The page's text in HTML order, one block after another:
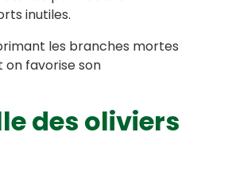
inutiles.
les branches mortes
on favorise son
des oliviers